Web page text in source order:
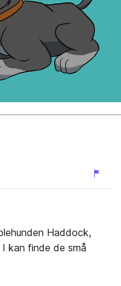
Haddock,
kan finde de små